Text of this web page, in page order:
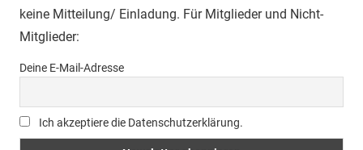
keine Mitteilung/ Einladung. Für Mitglieder und Nicht-
Mitglieder:
Deine E-Mail-Adresse
Ich akzeptiere die Datenschutzerklärung.